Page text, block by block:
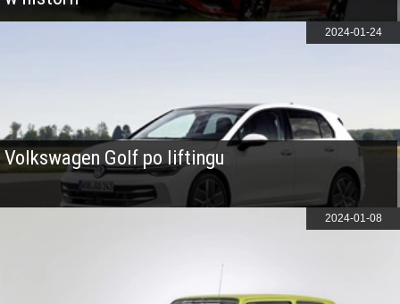
Volkswagen Golf po liftingu
2024-01-24
2024-01-08